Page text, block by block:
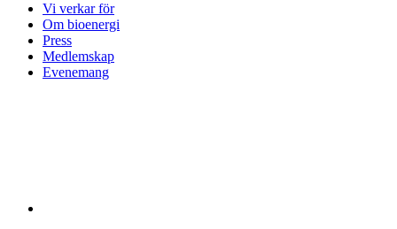
Vi verkar för
Om bioenergi
Press
Medlemskap
Evenemang